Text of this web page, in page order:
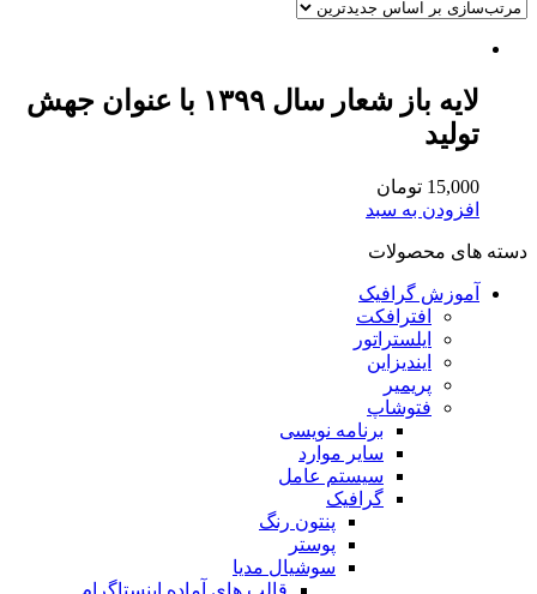
لایه باز شعار سال ۱۳۹۹ با عنوان جهش
تولید
15,000 تومان
افزودن به سبد
دسته های محصولات
آموزش گرافیک
افترافکت
ایلستراتور
ایندیزاین
پریمیر
فتوشاپ
برنامه نویسی
سایر موارد
سیستم عامل
گرافیک
پنتون رنگ
پوستر
سوشیال مدیا
قالب های آماده اینستاگرام